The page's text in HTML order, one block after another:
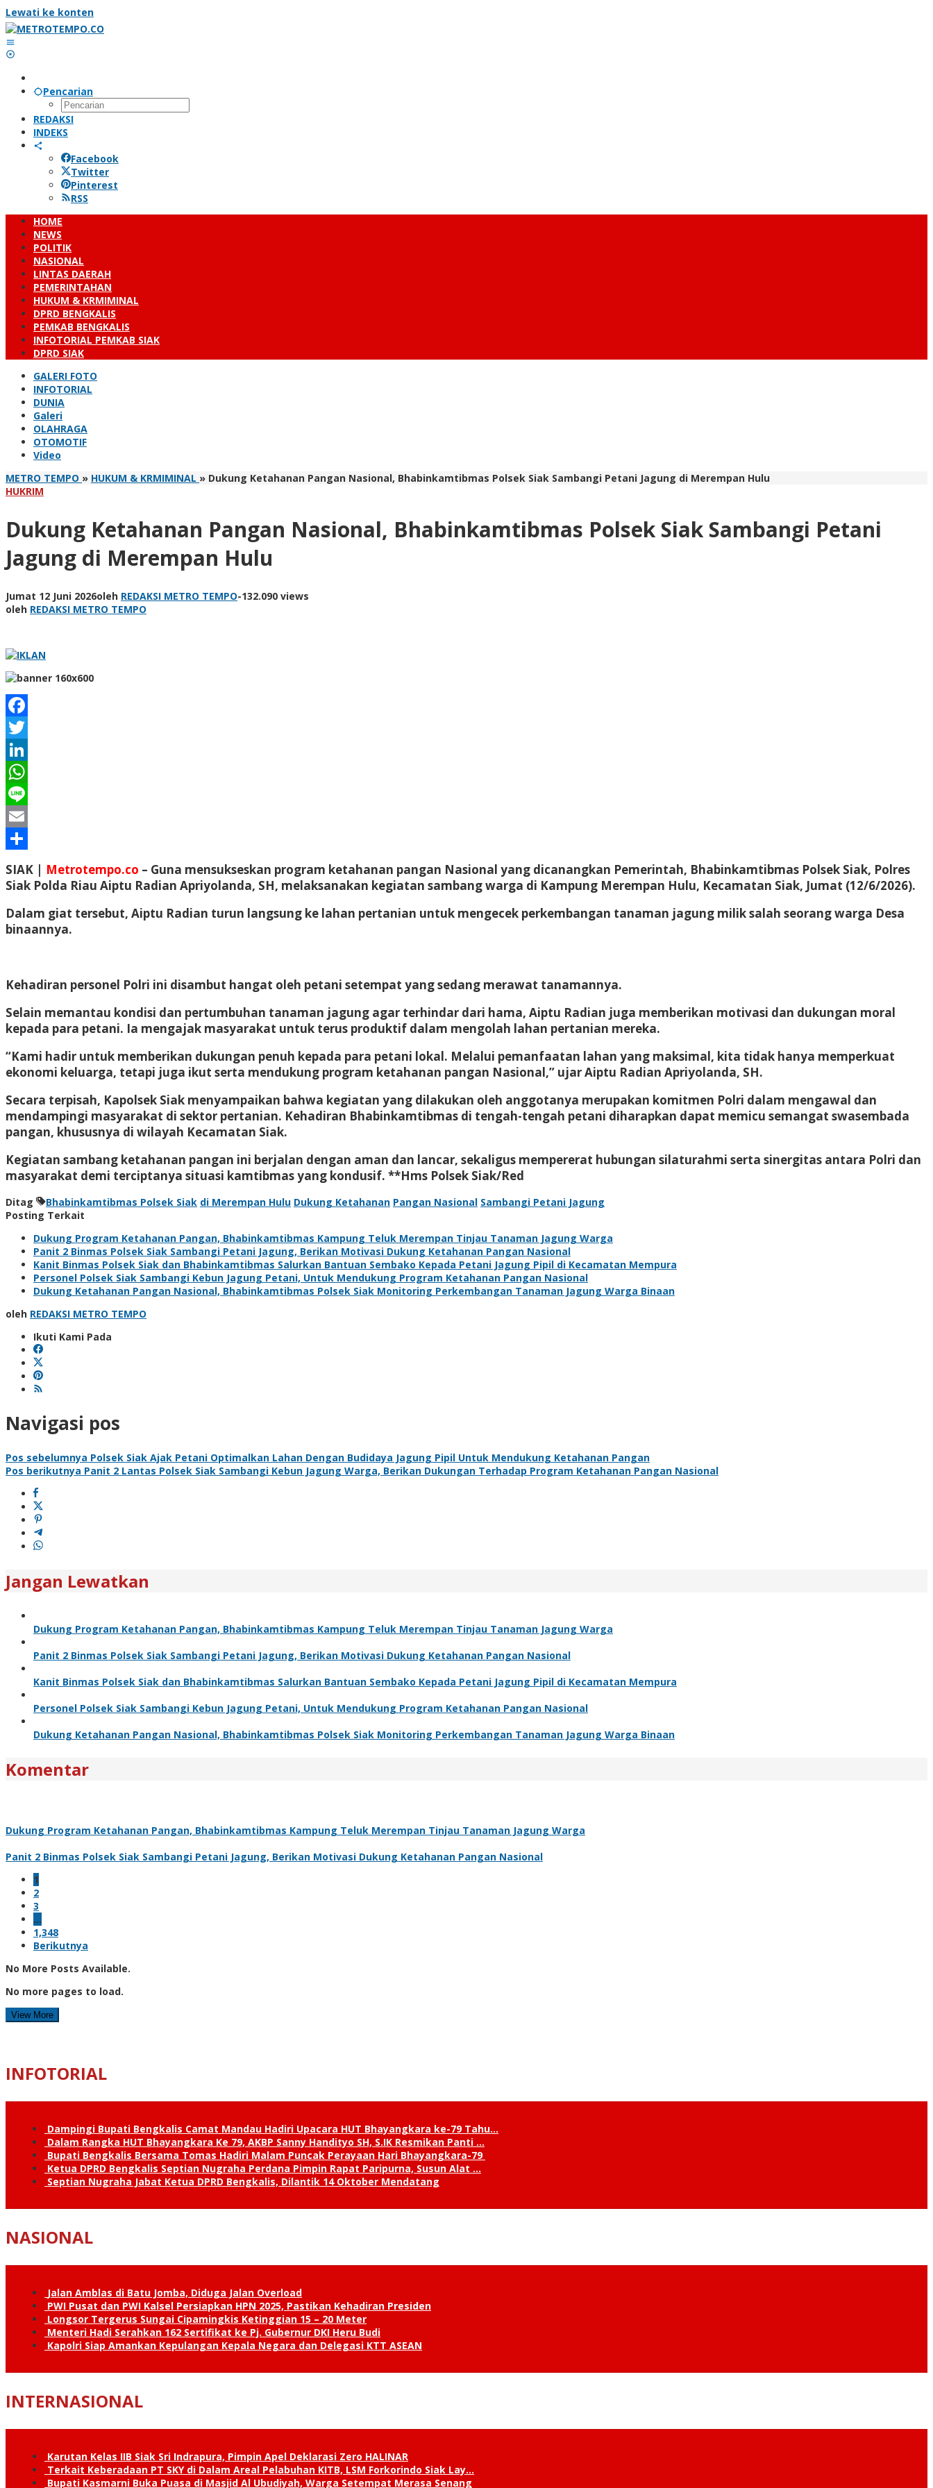
Lewati ke konten
Pencarian
REDAKSI
INDEKS
Facebook
Twitter
Pinterest
RSS
HOME
NEWS
POLITIK
NASIONAL
LINTAS DAERAH
PEMERINTAHAN
HUKUM & KRMIMINAL
DPRD BENGKALIS
PEMKAB BENGKALIS
INFOTORIAL PEMKAB SIAK
DPRD SIAK
GALERI FOTO
INFOTORIAL
DUNIA
Galeri
OLAHRAGA
OTOMOTIF
Video
METRO TEMPO » HUKUM & KRMIMINAL » Dukung Ketahanan Pangan Nasional, Bhabinkamtibmas Polsek Siak Sambangi Petani Jagung di Merempan Hulu
HUKRIM
Dukung Ketahanan Pangan Nasional, Bhabinkamtibmas Polsek Siak Sambangi Petani
Jagung di Merempan Hulu
Jumat 12 Juni 2026oleh REDAKSI METRO TEMPO-132.090 views
oleh REDAKSI METRO TEMPO
Facebook
Twitter
LinkedIn
WhatsApp
Line
Email
Share
SIAK | Metrotempo.co – Guna mensukseskan program ketahanan pangan Nasional yang dicanangkan Pemerintah, Bhabinkamtibmas Polsek Siak, Polres
Siak Polda Riau Aiptu Radian Apriyolanda, SH, melaksanakan kegiatan sambang warga di Kampung Merempan Hulu, Kecamatan Siak, Jumat (12/6/2026).
Dalam giat tersebut, Aiptu Radian turun langsung ke lahan pertanian untuk mengecek perkembangan tanaman jagung milik salah seorang warga Desa
binaannya.
Kehadiran personel Polri ini disambut hangat oleh petani setempat yang sedang merawat tanamannya.
Selain memantau kondisi dan pertumbuhan tanaman jagung agar terhindar dari hama, Aiptu Radian juga memberikan motivasi dan dukungan moral
kepada para petani. Ia mengajak masyarakat untuk terus produktif dalam mengolah lahan pertanian mereka.
“Kami hadir untuk memberikan dukungan penuh kepada para petani lokal. Melalui pemanfaatan lahan yang maksimal, kita tidak hanya memperkuat
ekonomi keluarga, tetapi juga ikut serta mendukung program ketahanan pangan Nasional,” ujar Aiptu Radian Apriyolanda, SH.
Secara terpisah, Kapolsek Siak menyampaikan bahwa kegiatan yang dilakukan oleh anggotanya merupakan komitmen Polri dalam mengawal dan
mendampingi masyarakat di sektor pertanian. Kehadiran Bhabinkamtibmas di tengah-tengah petani diharapkan dapat memicu semangat swasembada
pangan, khususnya di wilayah Kecamatan Siak.
Kegiatan sambang ketahanan pangan ini berjalan dengan aman dan lancar, sekaligus mempererat hubungan silaturahmi serta sinergitas antara Polri dan
masyarakat demi terciptanya situasi kamtibmas yang kondusif. **Hms Polsek Siak/Red
Ditag Bhabinkamtibmas Polsek Siak di Merempan Hulu Dukung Ketahanan Pangan Nasional Sambangi Petani Jagung
Posting Terkait
Dukung Program Ketahanan Pangan, Bhabinkamtibmas Kampung Teluk Merempan Tinjau Tanaman Jagung Warga
Panit 2 Binmas Polsek Siak Sambangi Petani Jagung, Berikan Motivasi Dukung Ketahanan Pangan Nasional
Kanit Binmas Polsek Siak dan Bhabinkamtibmas Salurkan Bantuan Sembako Kepada Petani Jagung Pipil di Kecamatan Mempura
Personel Polsek Siak Sambangi Kebun Jagung Petani, Untuk Mendukung Program Ketahanan Pangan Nasional
Dukung Ketahanan Pangan Nasional, Bhabinkamtibmas Polsek Siak Monitoring Perkembangan Tanaman Jagung Warga Binaan
oleh REDAKSI METRO TEMPO
Ikuti Kami Pada
Navigasi pos
Pos sebelumnya Polsek Siak Ajak Petani Optimalkan Lahan Dengan Budidaya Jagung Pipil Untuk Mendukung Ketahanan Pangan
Pos berikutnya Panit 2 Lantas Polsek Siak Sambangi Kebun Jagung Warga, Berikan Dukungan Terhadap Program Ketahanan Pangan Nasional
Jangan Lewatkan
Dukung Program Ketahanan Pangan, Bhabinkamtibmas Kampung Teluk Merempan Tinjau Tanaman Jagung Warga
Panit 2 Binmas Polsek Siak Sambangi Petani Jagung, Berikan Motivasi Dukung Ketahanan Pangan Nasional
Kanit Binmas Polsek Siak dan Bhabinkamtibmas Salurkan Bantuan Sembako Kepada Petani Jagung Pipil di Kecamatan Mempura
Personel Polsek Siak Sambangi Kebun Jagung Petani, Untuk Mendukung Program Ketahanan Pangan Nasional
Dukung Ketahanan Pangan Nasional, Bhabinkamtibmas Polsek Siak Monitoring Perkembangan Tanaman Jagung Warga Binaan
Komentar
Dukung Program Ketahanan Pangan, Bhabinkamtibmas Kampung Teluk Merempan Tinjau Tanaman Jagung Warga
Panit 2 Binmas Polsek Siak Sambangi Petani Jagung, Berikan Motivasi Dukung Ketahanan Pangan Nasional
1
2
3
…
1,348
Berikutnya
No More Posts Available.
No more pages to load.
View More
INFOTORIAL
Dampingi Bupati Bengkalis Camat Mandau Hadiri Upacara HUT Bhayangkara ke-79 Tahu…
Dalam Rangka HUT Bhayangkara Ke 79, AKBP Sanny Handityo SH, S.IK Resmikan Panti …
Bupati Bengkalis Bersama Tomas Hadiri Malam Puncak Perayaan Hari Bhayangkara-79
Ketua DPRD Bengkalis Septian Nugraha Perdana Pimpin Rapat Paripurna, Susun Alat …
Septian Nugraha Jabat Ketua DPRD Bengkalis, Dilantik 14 Oktober Mendatang
NASIONAL
Jalan Amblas di Batu Jomba, Diduga Jalan Overload
PWI Pusat dan PWI Kalsel Persiapkan HPN 2025, Pastikan Kehadiran Presiden
Longsor Tergerus Sungai Cipamingkis Ketinggian 15 – 20 Meter
Menteri Hadi Serahkan 162 Sertifikat ke Pj. Gubernur DKI Heru Budi
Kapolri Siap Amankan Kepulangan Kepala Negara dan Delegasi KTT ASEAN
INTERNASIONAL
Karutan Kelas IIB Siak Sri Indrapura, Pimpin Apel Deklarasi Zero HALINAR
Terkait Keberadaan PT SKY di Dalam Areal Pelabuhan KITB, LSM Forkorindo Siak Lay…
Bupati Kasmarni Buka Puasa di Masjid Al Ubudiyah, Warga Setempat Merasa Senang